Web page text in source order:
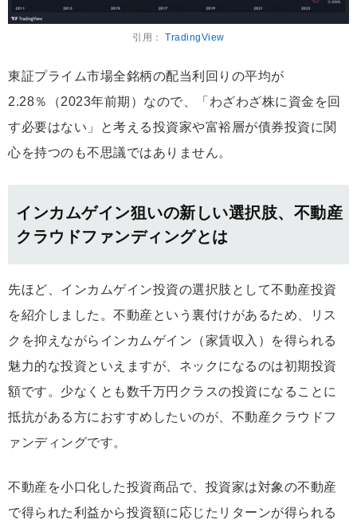
引用： TradingView
東証プライム市場全銘柄の配当利回りの平均が
2.28％（2023年前期）なので、「わざわざ株に資金を回
す必要はない」と考える投資家や富裕層が債券投資に関
心を持つのも不思議ではありません。
インカムゲイン狙いの新しい選択肢、不動産
クラウドファンディングとは
先ほど、インカムゲイン投資の選択肢として不動産投資
を紹介しました。不動産という裏付けがあるため、リス
クを抑えながらインカムゲイン（家賃収入）を得られる
魅力的な投資といえますが、ネックになるのは初期投資
額です。少なくとも数千万円クラスの投資になることに
抵抗がある方におすすめしたいのが、不動産クラウドフ
ァンディングです。
不動産を小口化した投資商品で、投資家は対象の不動産
で得られた利益から投資額に応じたリターンが得られる